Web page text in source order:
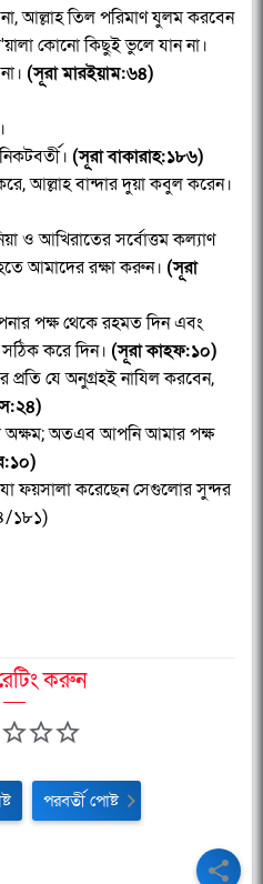
আল্লাহ তিল পরিমাণ যুলম করবেন
কোনো কিছুই ভুলে যান না।
(সূরা মারইয়াম:৬৪)
(সূরা বাকারাহ:১৮৬)
আল্লাহ বান্দার দুয়া কবুল করেন।
ও আখিরাতের সর্বোত্তম কল্যাণ
আমাদের রক্ষা করুন। (সূরা
পক্ষ থেকে রহমত দিন এবং
করে দিন। (সূরা কাহফ:১০)
যে অনুগ্রহই নাযিল করবেন,
অক্ষম; অতএব আপনি আমার পক্ষ
ফয়সালা করেছেন সেগুলোর সুন্দর
১৮১)
করুন
পরবর্তী পোষ্ট